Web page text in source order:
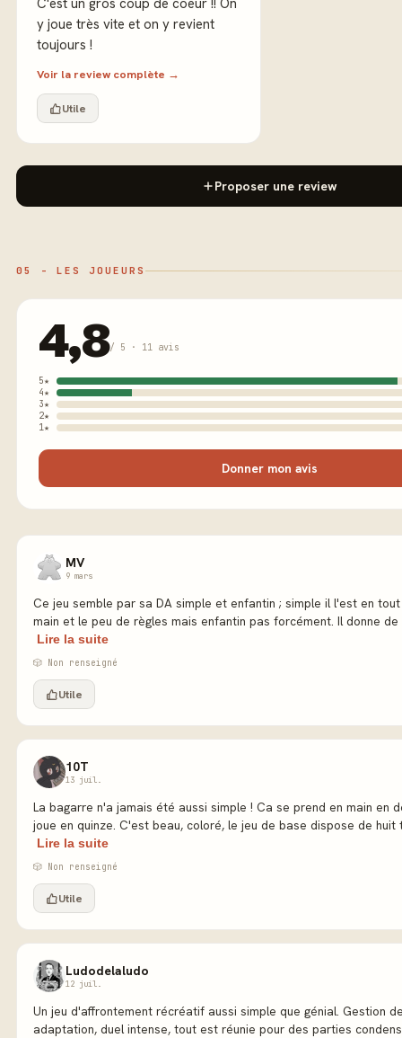
C'est un gros coup de coeur !! On
y joue très vite et on y revient
toujours !
Voir la review complète →
Utile
Proposer une review
05 - LES JOUEURS
4,8/ 5 · 11 avis
5★
4★
3★
2★
1★
Donner mon avis
MV
9 mars
Ce jeu semble par sa DA simple et enfantin ; simple il l'est en
main et le peu de règles mais enfantin pas forcément. Il donne de
Lire la suite
🎲 Non renseigné
Utile
10T
13 juil.
La bagarre n'a jamais été aussi simple ! Ca se prend en main en
joue en quinze. C'est beau, coloré, le jeu de base dispose de huit
Lire la suite
🎲 Non renseigné
Utile
Ludodelaludo
12 juil.
Un jeu d'affrontement récréatif aussi simple que génial. Gestion
adaptation, duel intense, tout est réunie pour des parties